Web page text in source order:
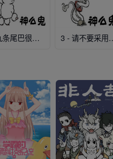
2 - 九条尾巴很艰难 3 - 请不要